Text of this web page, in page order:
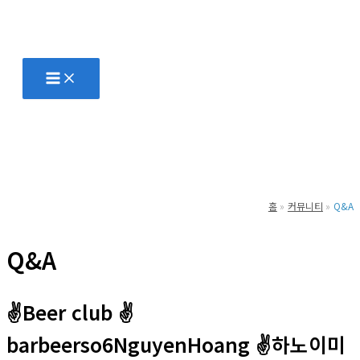
홈 커뮤니티 Q&A
Q&A
✌Beer club ✌
barbeerso6NguyenHoang ✌하노이미